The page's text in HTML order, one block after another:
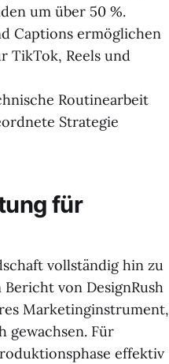
um über 50 %.
Captions ermöglichen
TikTok, Reels und
Routinearbeit
Strategie
für
vollständig hin zu
von DesignRush
Marketinginstrument,
gewachsen. Für
effektiv